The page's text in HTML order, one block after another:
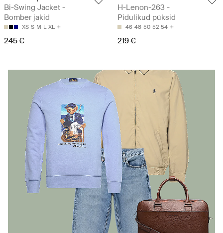
Bi-Swing Jacket -
Bomber jakid
XS S M L XL
245 €
H-Lenon-263 -
Pidulikud püksid
46 48 50 52 54
219 €